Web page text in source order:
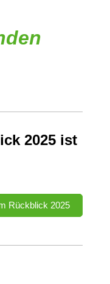
2025 ist
Rückblick 2025